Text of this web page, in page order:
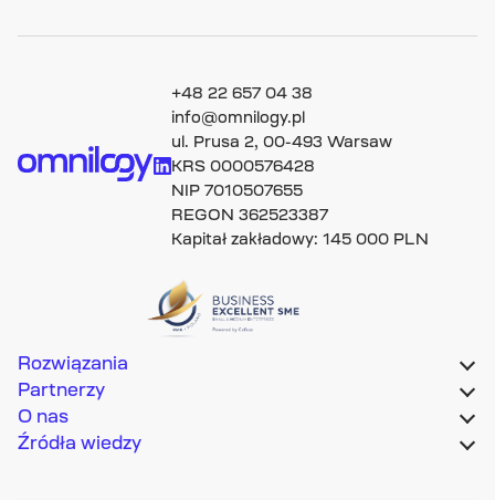
+48 22 657 04 38
info@omnilogy.pl
ul. Prusa 2, 00-493 Warsaw
KRS 0000576428
NIP 7010507655
REGON 362523387
Kapitał zakładowy: 145 000 PLN
Rozwiązania
Partnerzy
O nas
Źródła wiedzy